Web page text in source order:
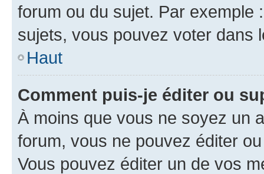
forum ou du sujet. Par exemple
sujets, vous pouvez voter dans
Haut
Comment puis-je éditer ou
À moins que vous ne soyez un
forum, vous ne pouvez éditer
Vous pouvez éditer un de vos